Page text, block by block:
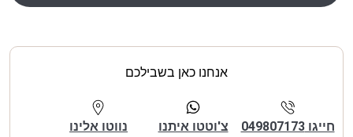
אנחנו כאן בשבילכם
חייגו 049807173 צ'וטטו איתנו נווטו אלינו